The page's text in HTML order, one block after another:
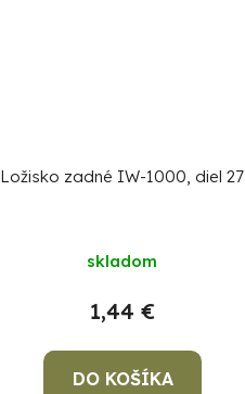
Ložisko zadné IW-1000, diel 27
skladom
1,44 €
DO KOŠÍKA